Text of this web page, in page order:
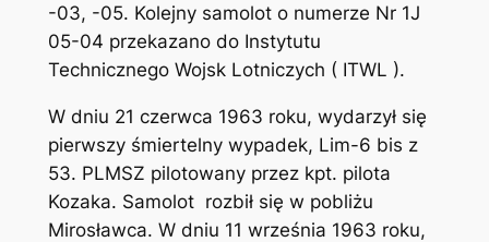
-03, -05. Kolejny samolot o numerze Nr 1J
05-04 przekazano do Instytutu
Technicznego Wojsk Lotniczych ( ITWL ).
W dniu 21 czerwca 1963 roku, wydarzył się
pierwszy śmiertelny wypadek, Lim-6 bis z
53. PLMSZ pilotowany przez kpt. pilota
Kozaka. Samolot rozbił się w pobliżu
Mirosławca. W dniu 11 września 1963 roku,